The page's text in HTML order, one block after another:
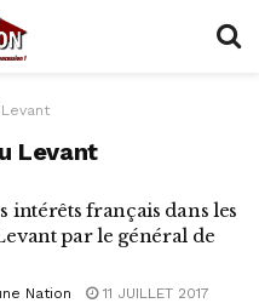
Levant
intérêts français dans les
par le général de
Nation
11 JUILLET 2017